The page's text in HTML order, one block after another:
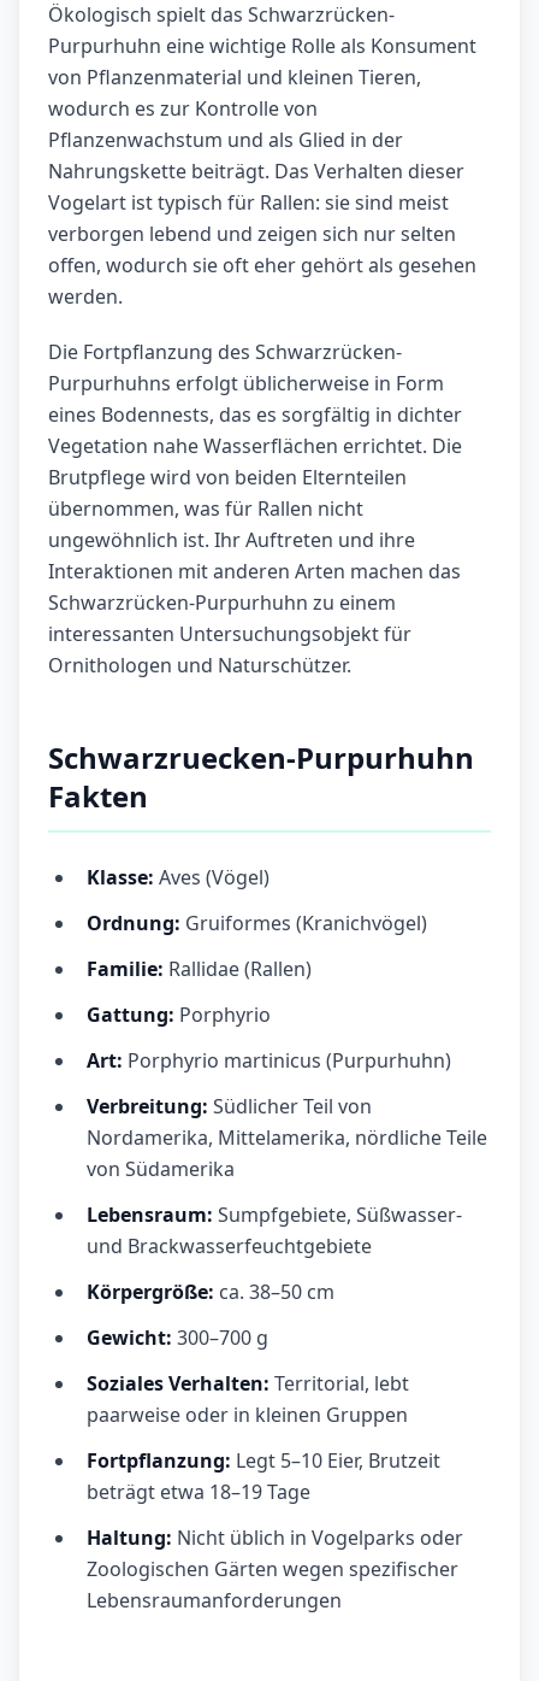
Ökologisch spielt das Schwarzrücken-
Purpurhuhn eine wichtige Rolle als Konsument
von Pflanzenmaterial und kleinen Tieren,
wodurch es zur Kontrolle von
Pflanzenwachstum und als Glied in der
Nahrungskette beiträgt. Das Verhalten dieser
Vogelart ist typisch für Rallen: sie sind meist
verborgen lebend und zeigen sich nur selten
offen, wodurch sie oft eher gehört als gesehen
werden.
Die Fortpflanzung des Schwarzrücken-
Purpurhuhns erfolgt üblicherweise in Form
eines Bodennests, das es sorgfältig in dichter
Vegetation nahe Wasserflächen errichtet. Die
Brutpflege wird von beiden Elternteilen
übernommen, was für Rallen nicht
ungewöhnlich ist. Ihr Auftreten und ihre
Interaktionen mit anderen Arten machen das
Schwarzrücken-Purpurhuhn zu einem
interessanten Untersuchungsobjekt für
Ornithologen und Naturschützer.
Schwarzruecken-Purpurhuhn
Fakten
Klasse: Aves (Vögel)
Ordnung: Gruiformes (Kranichvögel)
Familie: Rallidae (Rallen)
Gattung: Porphyrio
Art: Porphyrio martinicus (Purpurhuhn)
Verbreitung: Südlicher Teil von
Nordamerika, Mittelamerika, nördliche Teile
von Südamerika
Lebensraum: Sumpfgebiete, Süßwasser-
und Brackwasserfeuchtgebiete
Körpergröße: ca. 38–50 cm
Gewicht: 300–700 g
Soziales Verhalten: Territorial, lebt
paarweise oder in kleinen Gruppen
Fortpflanzung: Legt 5–10 Eier, Brutzeit
beträgt etwa 18–19 Tage
Haltung: Nicht üblich in Vogelparks oder
Zoologischen Gärten wegen spezifischer
Lebensraumanforderungen